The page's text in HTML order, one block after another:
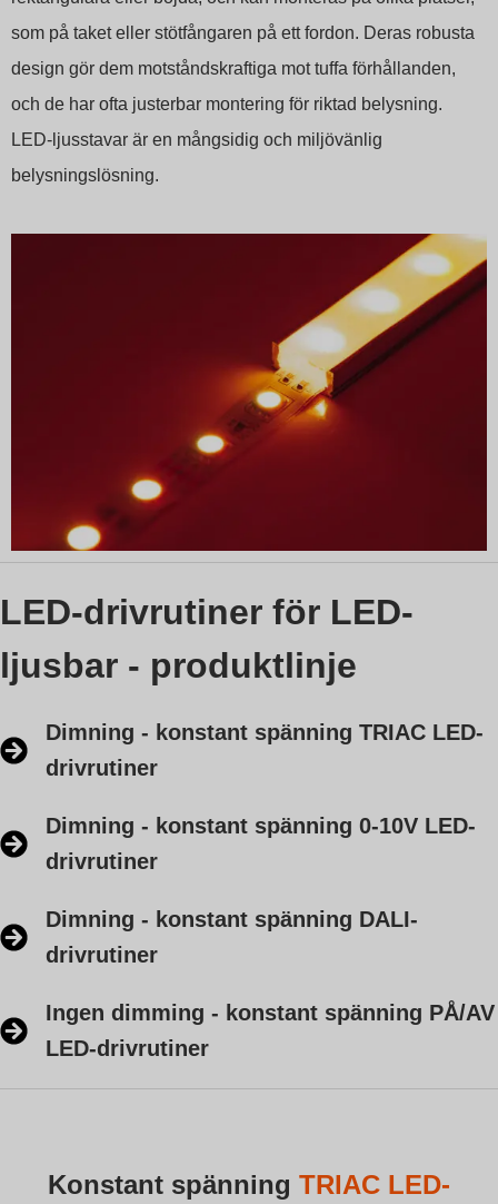
som på taket eller stötfångaren på ett fordon. Deras robusta
design gör dem motståndskraftiga mot tuffa förhållanden,
och de har ofta justerbar montering för riktad belysning.
LED-ljusstavar är en mångsidig och miljövänlig
belysningslösning.
LED-drivrutiner för LED-
ljusbar - produktlinje
Dimning - konstant spänning TRIAC LED-
drivrutiner
Dimning - konstant spänning 0-10V LED-
drivrutiner
Dimning - konstant spänning DALI-
drivrutiner
Ingen dimming - konstant spänning PÅ/AV
LED-drivrutiner
Konstant spänning TRIAC LED-